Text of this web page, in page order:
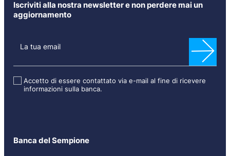
Banca del Sempione
Iscriviti alla nostra newsletter e non perdere mai un
aggiornamento
s
l
[
La tua email
Accetto di essere contattato via e-mail al fine di ricevere
informazioni sulla banca.